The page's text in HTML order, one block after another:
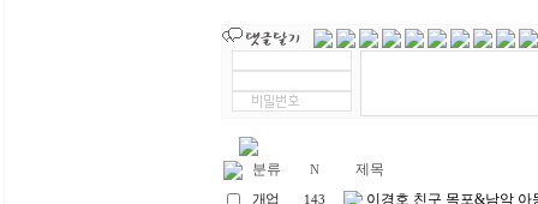
분류 N
제목
개업
143 이경호 친구 목포&남악 아